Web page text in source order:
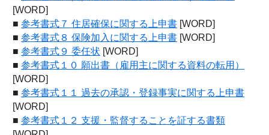
[WORD]
■ 参考書式７ 住居確保に関する上申書 [WORD]
■ 参考書式８ 保険加入に関する上申書 [WORD]
■ 参考書式９ 委任状 [WORD]
■ 参考書式１０ 願出書（雇用主に関する資料の転用）
[WORD]
■ 参考書式１１ 過去の承認・登録事実に関する上申書
[WORD]
■ 参考書式１２ 支援・監督することを証する書類